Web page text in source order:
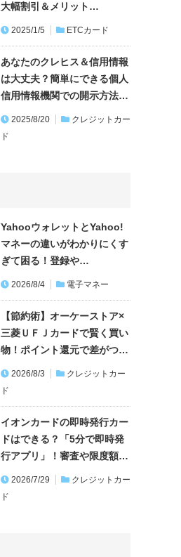
大幅割引＆メリット…
2025/1/5 ETCカード
あなたのクレヒス＆信用情報
は大丈夫？簡単にできる個人
信用情報機関での開示方法…
2025/8/20
クレジットカー
ド
YahooウォレットとYahoo!
マネーの違いがわかりにくす
ぎて困る！登録や…
2026/8/4 電子マネー
【節約術】オーケーストア×
三菱ＵＦＪカードで賢く買い
物！ポイント還元で差がつ…
2026/8/3
クレジットカー
ド
イオンカードの即時発行カー
ドはできる？「5分で即時発
行アプリ」！審査や限度額…
2026/7/29
クレジットカー
ド